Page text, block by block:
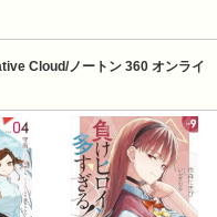
Cloud/ノートン 360 オンライ